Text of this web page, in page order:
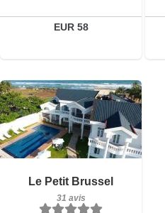
EUR 58
Le Petit Brussel
31 avis